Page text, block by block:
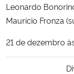
Ministério do Meio
Ministério do Turismo
Ministério do
Leonardo
Maurício Fronza
21 de